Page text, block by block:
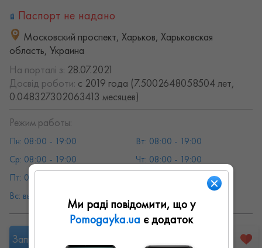
Паспорт не надано
Московский проспект, Харьков, Харьковская
область, Украина
На порталі з: 28.07.2021
Досвід роботи: с 2019 года (7.5002648058504 лет,
0.048327302063413 месяцев)
Режим работы:
Пн: 08:00 - 19:00
Вт: 08:00 - 19:00
Ср: 08:00 - 19:00
Чт: 08:00 - 19:00
Пт: 08:00 - 19:00
Вс: выходной
Запропонувати роботу
Ми раді повідомити, що у
Pomogayka.ua є додаток